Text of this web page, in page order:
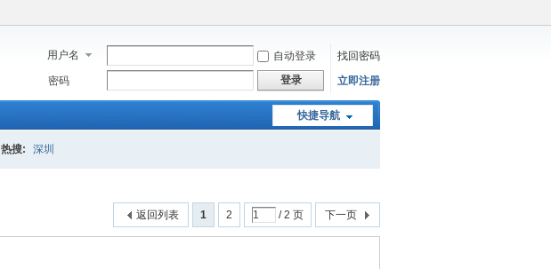
用户名 自动登录
找回密码
密码
登录 立即注册
快捷导航
热搜: 深圳
1 2 / 2 页 下一页
返回列表